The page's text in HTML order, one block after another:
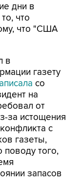
дни в
что
что "США
в
газету
со
на
от
за истощения
с
газеты,
того,
запасов